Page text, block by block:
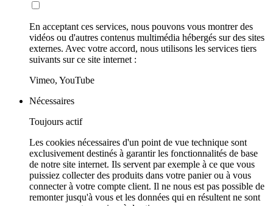
En acceptant ces services, nous pouvons vous montrer des
vidéos ou d'autres contenus multimédia hébergés sur des sites
externes. Avec votre accord, nous utilisons les services tiers
suivants sur ce site internet :
Vimeo, YouTube
Nécessaires
Toujours actif
Les cookies nécessaires d'un point de vue technique sont
exclusivement destinés à garantir les fonctionnalités de base
de notre site internet. Ils servent par exemple à ce que vous
puissiez collecter des produits dans votre panier ou à vous
connecter à votre compte client. Il ne nous est pas possible de
remonter jusqu'à vous et les données qui en résultent ne sont